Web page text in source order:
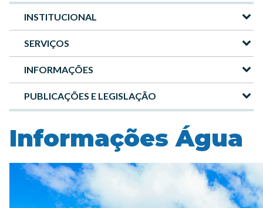
Menu
Site
DMAE
INSTITUCIONAL
SERVIÇOS
INFORMAÇÕES
PUBLICAÇÕES E LEGISLAÇÃO
Informações Água